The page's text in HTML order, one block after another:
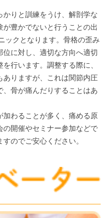
りと訓練をうけ、解剖学な
豊かでないと行うことの出
ックとなります。骨格の歪み
に対し、適切な方向へ適切
行います。調整する際に、
ありますが、これは関節内圧
骨が痛んだりすることはあ
わることが多く、痛める原
の開催やセミナー参加などで
のでご安心ください。